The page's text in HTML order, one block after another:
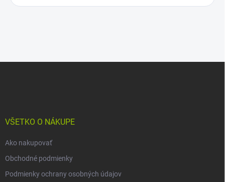
VŠETKO O NÁKUPE
Ako nakupovať
Obchodné podmienky
Podmienky ochrany osobných údajov